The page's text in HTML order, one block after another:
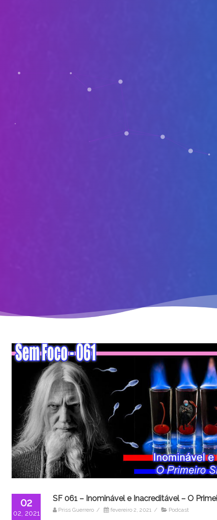
02
02, 2021
SF 061 – Inominável e Inacreditável – O
Priss Guerrero / fevereiro 2, 2021 / Podcast